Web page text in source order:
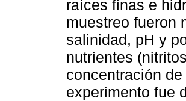
raíces finas e
muestreo fueron
salinidad, pH y
nutrientes
concentración
experimento fue